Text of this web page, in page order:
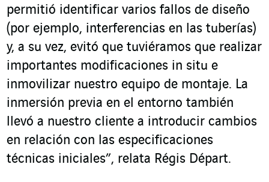
permitió identificar varios fallos de diseño
(por ejemplo, interferencias en las tuberías)
y, a su vez, evitó que tuviéramos que realizar
importantes modificaciones in situ e
inmovilizar nuestro equipo de montaje. La
inmersión previa en el entorno también
llevó a nuestro cliente a introducir cambios
en relación con las especificaciones
técnicas iniciales”, relata Régis Départ.